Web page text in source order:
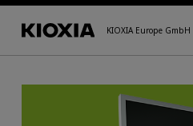
KIOXIA Europe GmbH